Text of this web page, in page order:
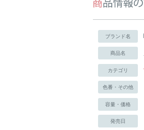
ブランド名
商品名
カテゴリ
色番・その他
容量・価格
発売日